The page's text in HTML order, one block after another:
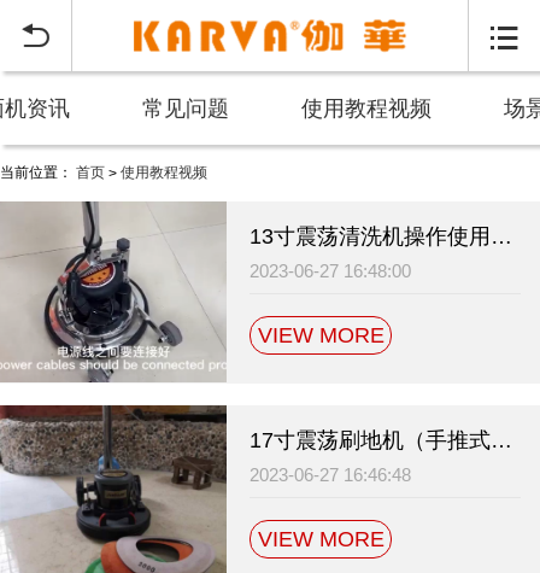
 
机资讯 常见问题 使用教程视频 场
当前位置： 首页 > 使用教程视频
13寸震荡清洗机操作使用视频教程
2023-06-27 16:48:00
VIEW MORE
17寸震荡刷地机（手推式）翻新打磨使用视频
2023-06-27 16:46:48
VIEW MORE